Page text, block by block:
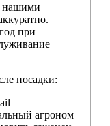
нашими
при
посадки:
агроном